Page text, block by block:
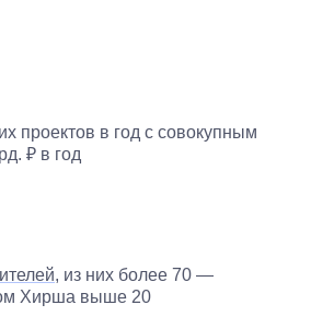
проектов в год с совокупным
₽ в год
, из них более 70 —
Хирша выше 20